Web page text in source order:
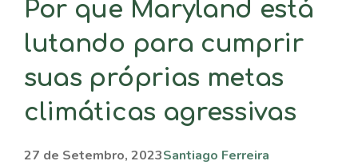
Por que Maryland está
lutando para cumprir
suas próprias metas
climáticas agressivas
27 de Setembro, 2023Santiago Ferreira